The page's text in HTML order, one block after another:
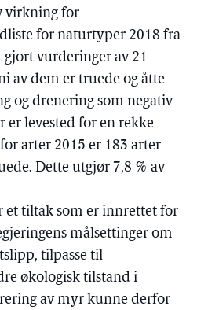
virkning for
for naturtyper 2018 fra
vurderinger av 21
av dem er truede og åtte
og drenering som negativ
levested for en rekke
arter 2015 er 183 arter
Dette utgjør 7,8 % av
et tiltak som er innrettet for
målsettinger om
tilpasse til
økologisk tilstand i
av myr kunne derfor